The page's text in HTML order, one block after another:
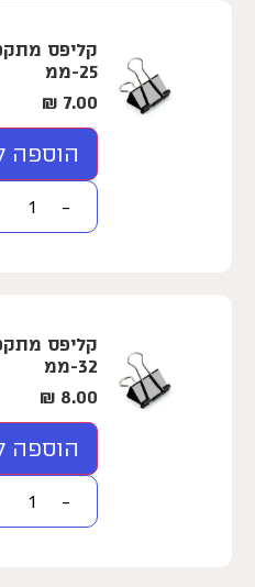
25-ממ
7.00
₪
הוספה
−
32-ממ
8.00
₪
הוספה
−